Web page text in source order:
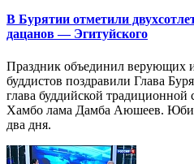
В Бурятии отметили
дацанов — Эгитуйского
Праздник объединил верующих
буддистов поздравили Глава
глава буддийской
Хамбо лама Дамба Аюшеев.
два дня.